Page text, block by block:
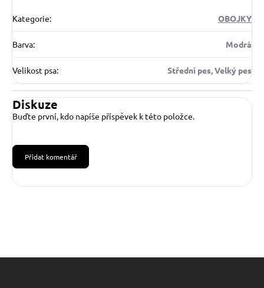
Kategorie: OBOJKY
Barva: Modrá
Velikost psa: Střední pes, Velký pes
Diskuze
Buďte první, kdo napíše příspěvek k této položce.
Přidat komentář